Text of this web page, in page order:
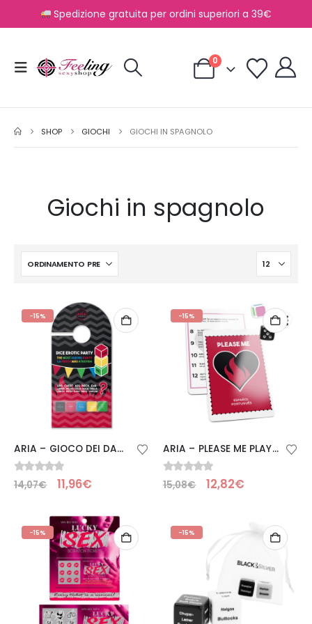
Spedizione gratuita per ordini superiori a 39€
0
SHOP GIOCHI GIOCHI IN SPAGNOLO
Giochi in spagnolo
-15%
ARIA – GIOCO DEI DADI FESTA EROTICA
0 Su 5
14,07€ 11,96€
-15%
ARIA – PLEASE ME PLAY XXX
0Su 5
15,08€ 12,82€
-15% -15%